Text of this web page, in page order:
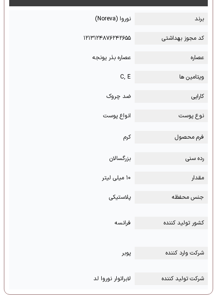
برند نوروا (Noreva)
کد مجوز بهداشتی ۱۲۱۳۱۲۴۸۷۶۲۴۲۶۵۵
عصاره عصاره بذر یونجه
ویتامین ها C, E
کارایی ضد چروک
نوع پوست انواع پوست
فرم محصول کرم
رده سنی بزرگسالان
مقدار ۱۰ میلی لیتر
جنس محفظه پلاستیکی
کشور تولید کننده فرانسه
شرکت وارد کننده پوبر
شرکت تولید کننده لابراتوار نوروا لد